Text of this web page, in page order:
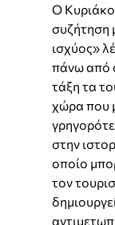
Ο
συζήτηση
ισχύος»
πάνω από
τάξη τα
χώρα που
στην
οποίο
τον